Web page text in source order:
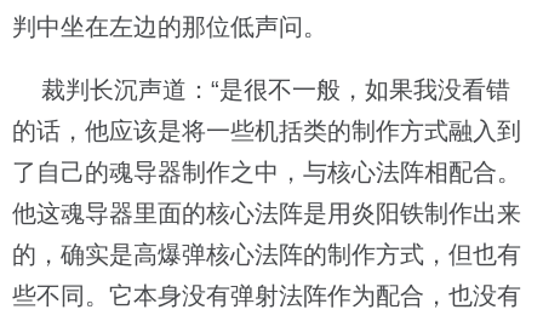
判中坐在左边的那位低声问。
裁判长沉声道：“是很不一般，如果我没看错
的话，他应该是将一些机括类的制作方式融入到
了自己的魂导器制作之中，与核心法阵相配合。
他这魂导器里面的核心法阵是用炎阳铁制作出来
的，确实是高爆弹核心法阵的制作方式，但也有
些不同。它本身没有弹射法阵作为配合，也没有